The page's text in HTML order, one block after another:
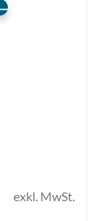
exkl. MwSt.